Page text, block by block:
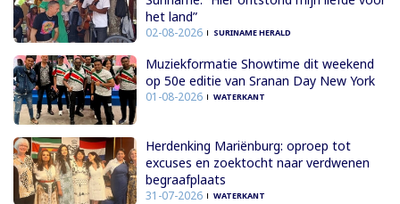
het land”
02-08-2026 SURINAME HERALD
Muziekformatie Showtime dit weekend
op 50e editie van Sranan Day New York
01-08-2026 WATERKANT
Herdenking Mariënburg: oproep tot
excuses en zoektocht naar verdwenen
begraafplaats
31-07-2026 WATERKANT